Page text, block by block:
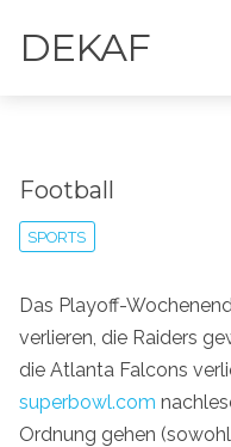
DEKAF
Football
SPORTS
Das Playoff-
verlieren, die Raiders
die Atlanta Falcons
superbowl.com
Ordnung gehen